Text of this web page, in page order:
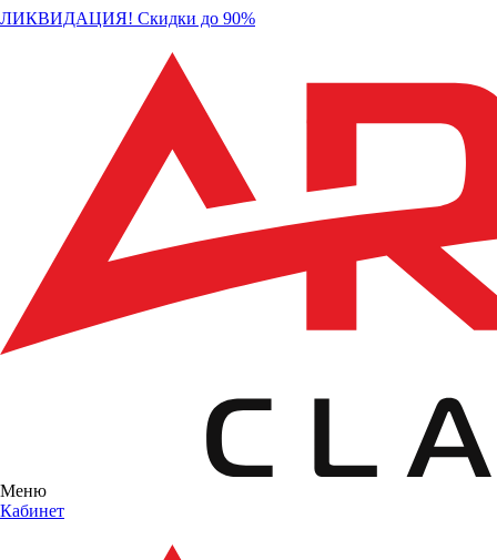
ЛИКВИДАЦИЯ! Скидки до 90%
Меню
Кабинет